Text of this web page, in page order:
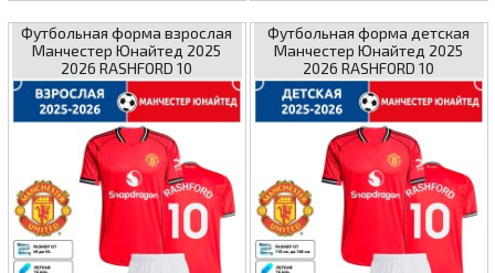
Футбольная форма взрослая
Манчестер Юнайтед 2025
2026 RASHFORD 10
Футбольная форма детская
Манчестер Юнайтед 2025
2026 RASHFORD 10